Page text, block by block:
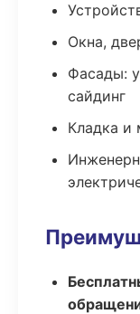
Окна,
Фасады:
сайдинг
Кладка и